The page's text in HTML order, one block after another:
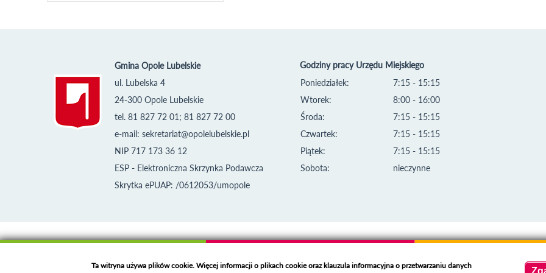
Gmina Opole Lubelskie
ul. Lubelska 4
24-300 Opole Lubelskie
tel. 81 827 72 01; 81 827 72 00
e-mail: sekretariat@opolelubelskie.pl
NIP 717 173 36 12
ESP - Elektroniczna Skrzynka Podawcza
Skrytka ePUAP: /0612053/umopole
Godziny pracy Urzędu Miejskiego
Poniedziałek:
Wtorek:
Środa:
Czwartek:
Piątek:
Sobota:
7:15 - 15:15
8:00 - 16:00
7:15 - 15:15
7:15 - 15:15
7:15 - 15:15
nieczynne
Deklaracja dostępnościTa witryna używa plików cookie. Więcej informacji o plikach cookie oraz klauzula informacyjna o przetwarzaniu danych